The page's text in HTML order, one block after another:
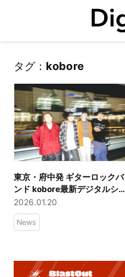
タグ： kobore
東京・府中発 ギターロックバ
ンド kobore最新デジタルシン
グル「Magic」ミュージック
ビデオを公開！
2026.01.20
News